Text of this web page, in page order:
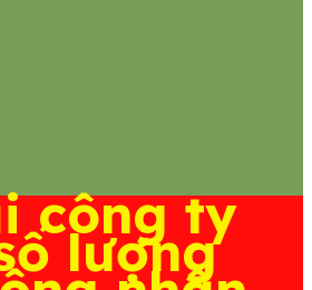
công ty
lượng